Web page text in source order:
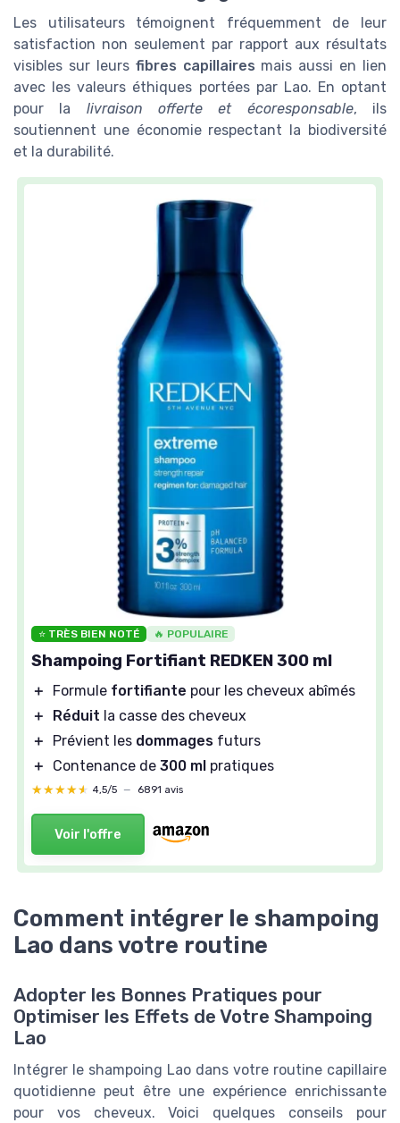
Les utilisateurs témoignent fréquemment de leur
satisfaction non seulement par rapport aux résultats
visibles sur leurs fibres capillaires mais aussi en lien
avec les valeurs éthiques portées par Lao. En optant
pour la livraison offerte et écoresponsable, ils
soutiennent une économie respectant la biodiversité
et la durabilité.
⭐ TRÈS BIEN NOTÉ 🔥 POPULAIRE
Shampoing Fortifiant REDKEN 300 ml
＋ Formule fortifiante pour les cheveux abîmés
＋
Réduit la casse des cheveux
＋
Prévient les dommages futurs
＋
Contenance de 300 ml pratiques
★★★★★
★★★★★ 4,5/5 — 6891 avis
Voir l'offre
Comment intégrer le shampoing
Lao dans votre routine
Adopter les Bonnes Pratiques pour
Optimiser les Effets de Votre Shampoing
Lao
Intégrer le shampoing Lao dans votre routine capillaire
quotidienne peut être une expérience enrichissante
pour vos cheveux. Voici quelques conseils pour